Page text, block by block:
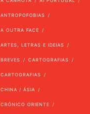
ANTROPOFOBIAS
A OUTRA FACE
ARTES, LETRAS E IDEIAS
BREVES CARTOGRAFIAS
CARTOGRAFIAS
CHINA / ÁSIA
CRÓNICO ORIENTE